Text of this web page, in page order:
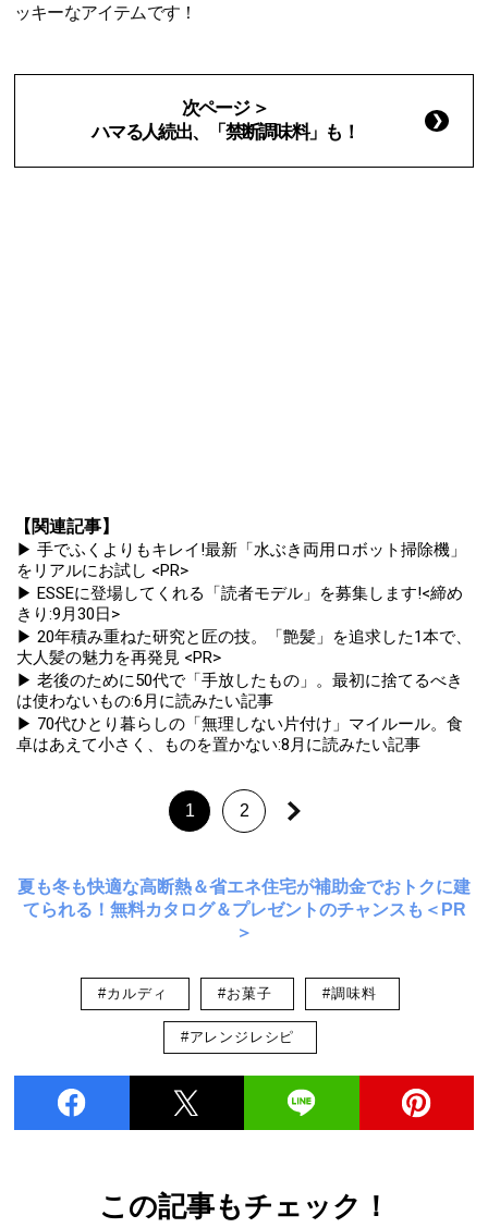
ッキーなアイテムです！
次ページ ＞
ハマる人続出、「禁断調味料」も！
【関連記事】
▶ 手でふくよりもキレイ!最新「水ぶき両用ロボット掃除機」
をリアルにお試し <PR>
▶ ESSEに登場してくれる「読者モデル」を募集します!<締め
きり:9月30日>
▶ 20年積み重ねた研究と匠の技。「艶髪」を追求した1本で、
大人髪の魅力を再発見 <PR>
▶ 老後のために50代で「手放したもの」。最初に捨てるべき
は使わないもの:6月に読みたい記事
▶ 70代ひとり暮らしの「無理しない片付け」マイルール。食
卓はあえて小さく、ものを置かない:8月に読みたい記事
1 2
夏も冬も快適な高断熱＆省エネ住宅が補助金でおトクに建
てられる！無料カタログ＆プレゼントのチャンスも＜PR
＞
#カルディ #お菓子 #調味料
#アレンジレシピ
この記事もチェック！